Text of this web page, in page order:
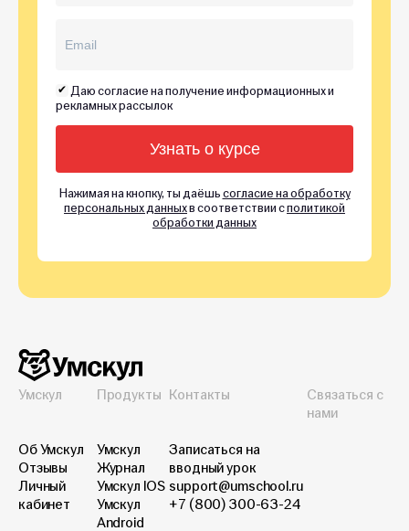
Даю согласие на получение информационных и
рекламных рассылок
Нажимая на кнопку, ты даёшьсогласие на обработку
персональных данныхв соответствии сполитикой
обработки данных
Умскул
Об Умскул
Отзывы
Личный
кабинет
Продукты
Умскул
Журнал
Умскул IOS
Умскул
Android
Контакты
Записаться на
вводный урок
support@umschool.ru
+7 (800) 300-63-24
Связаться с
нами